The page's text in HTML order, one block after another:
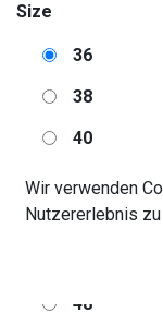
Size
36
38
40
44
48
Wir verwenden
Nutzererlebnis